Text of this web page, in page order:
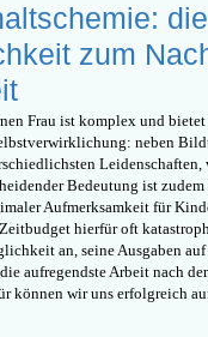
die
zum
Frau ist komplex und
neben
Leidenschaften,
Bedeutung ist
Aufmerksamkeit für
hierfür oft
an, seine Ausgaben
aufregendste Arbeit nach
können wir uns erfolgreich